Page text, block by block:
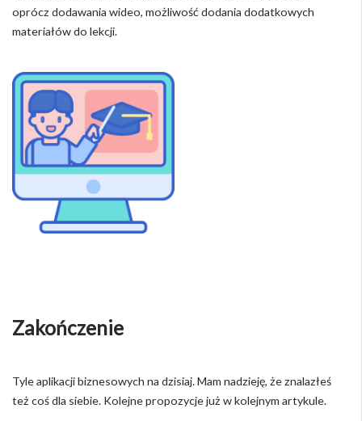
oprócz dodawania wideo, możliwość dodania dodatkowych
materiałów do lekcji.
Zakończenie
Tyle aplikacji biznesowych na dzisiaj. Mam nadzieję, że znalazłeś
też coś dla siebie. Kolejne propozycje już w kolejnym artykule.